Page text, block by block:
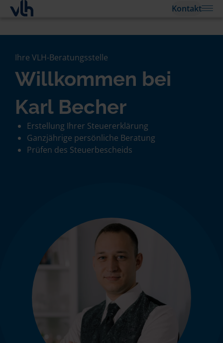
Kontakt
Ihre VLH-Beratungsstelle
Willkommen bei
Karl Becher
Erstellung Ihrer Steuererklärung
Ganzjährige persönliche Beratung
Prüfen des Steuerbescheids